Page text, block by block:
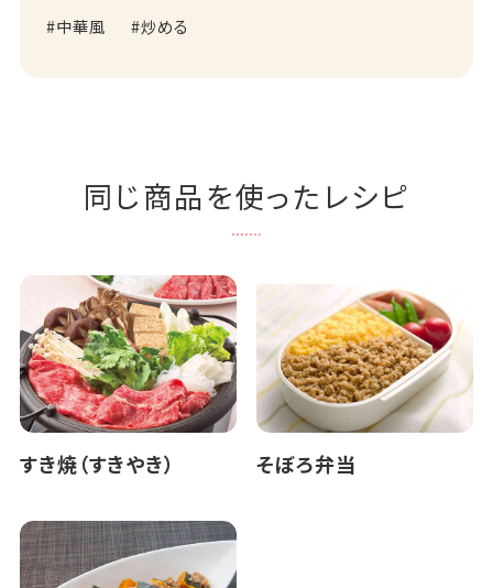
中華風
炒める
同じ商品を使ったレシピ
すき焼（すきやき） そぼろ弁当